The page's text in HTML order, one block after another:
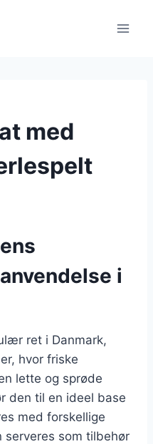
med
i
ret i Danmark,
hvor friske
lette og sprøde
den til en ideel base
med forskellige
serveres som tilbehør